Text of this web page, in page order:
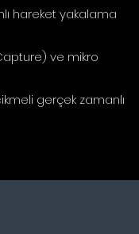
hareket yakalama
ve mikro
gerçek zamanlı